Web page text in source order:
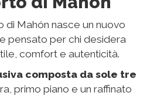
Mahón nasce un nuovo
pensato per chi desidera
comfort e autenticità.
composta da sole tre
primo piano e un raffinato